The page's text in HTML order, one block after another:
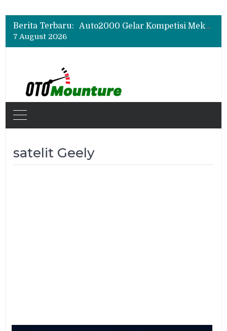
Berita Terbaru:
Geely Hadirkan The True Blue Journey, Fans Bisa Dapat Tiket Chelsea vs AC Milan
Auto2000 Gelar Kompetisi Mekanik Terbaik 2026, Ini Daftar Lengkap Juaranya
7 August 2026
satelit Geely